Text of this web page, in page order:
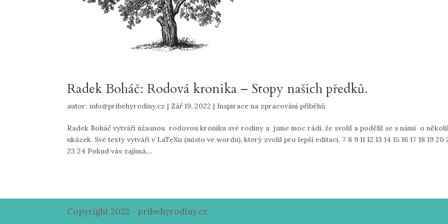
Radek Boháč: Rodová kronika – Stopy našich předků.
autor:info@pribehyrodiny.cz | Zář 19, 2022 | Inspirace na zpracování příběhů
Radek Boháč vytváří úžasnou rodovou kroniku své rodiny a jsme moc rádi, že svolil a podělil se s námi o
ukázek. Své texty vytváří v LaTeXu (místo ve wordu), který zvolil pro lepší editaci. 7 8 9 11 12 13 14 15 16 17 18 19 20
23 24 Pokud vás zajímá,...
Copyright 2022 - pribehyrodiny.cz